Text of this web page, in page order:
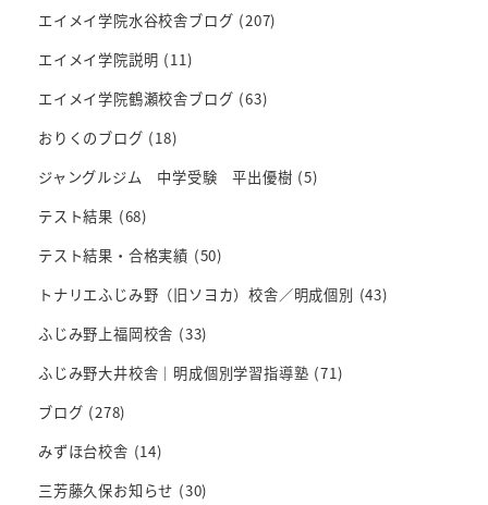
エイメイ学院水谷校舎ブログ (207)
エイメイ学院説明 (11)
エイメイ学院鶴瀬校舎ブログ (63)
おりくのブログ (18)
ジャングルジム 中学受験 平出優樹 (5)
テスト結果 (68)
テスト結果・合格実績 (50)
トナリエふじみ野（旧ソヨカ）校舎／明成個別 (43)
ふじみ野上福岡校舎 (33)
ふじみ野大井校舎｜明成個別学習指導塾 (71)
ブログ (278)
みずほ台校舎 (14)
三芳藤久保お知らせ (30)